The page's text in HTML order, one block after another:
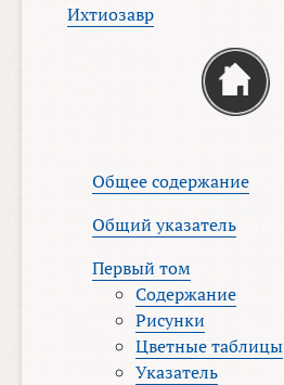
Ихтиозавр
Общее содержание
Общий указатель
Первый том
Содержание
Рисунки
Цветные таблицы
Указатель